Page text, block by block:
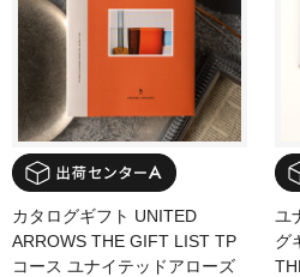
カタログギフト UNITED
ARROWS THE GIFT LIST TP
コース ユナイテッドアローズ
ユ
グ